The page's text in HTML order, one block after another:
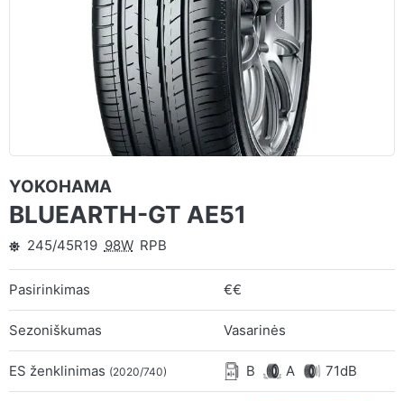
YOKOHAMA
BLUEARTH-GT AE51
245/45R19 98W RPB
Pasirinkimas €€
Sezoniškumas Vasarinės
ES ženklinimas (2020/740) B A 71dB